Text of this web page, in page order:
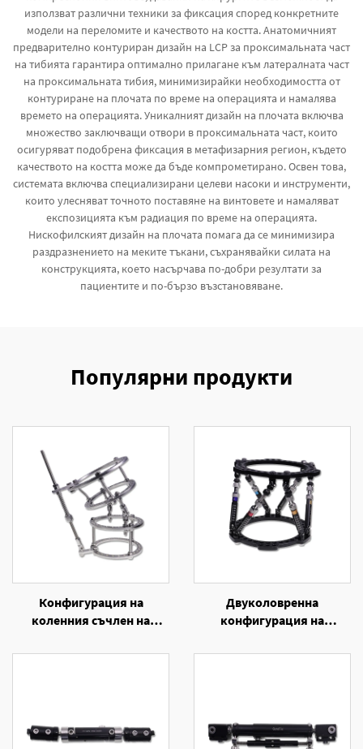
използват различни техники за фиксация според конкретните
модели на переломите и качеството на костта. Анатомичният
предварително контуриран дизайн на LCP за проксимальната част
на тибията гарантира оптимално прилагане към латералната част
на проксимальната тибия, минимизирайки необходимостта от
контуриране на плочата по време на операцията и намалява
времето на операцията. Уникалният дизайн на плочата включва
множество заключващи отвори в проксимальната част, които
осигуряват подобрена фиксация в метафизарния регион, където
качеството на костта може да бъде компрометирано. Освен това,
системата включва специализирани целеви насоки и инструменти,
които улесняват точното поставяне на винтовете и намаляват
експозицията към радиация по време на операцията.
Нискофилският дизайн на плочата помага да се минимизира
раздразнението на меките тъкани, съхранявайки силата на
конструкцията, което насърчава по-добри резултати за
пациентите и по-бързо възстановяване.
Популярни продукти
Конфигурация на
коленния съчлен на
пръстен
Двуколовренна
конфигурация на
екстерна фиксатор